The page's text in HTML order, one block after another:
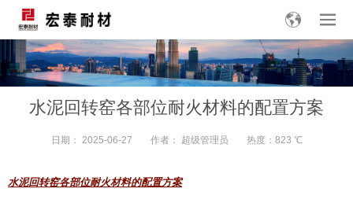
水泥回转窑各部位耐火材料的配置方案
日期： 2025-06-27 作者： 超级管理员 热度：823 ℃
水泥回转窑各部位耐火材料的配置方案